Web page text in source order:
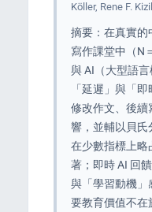
Köller, Rene F.
摘要：在真實的
寫作課堂中（N
與 AI（大型語
「延遲」與「
修改作文、後續
響，並輔以貝氏
在少數指標上略
著；即時 AI 回
與「學習動機」
要教育價值不在